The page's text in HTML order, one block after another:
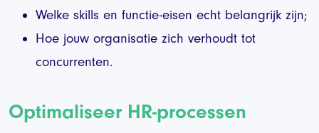
Welke skills en functie-eisen echt belangrijk zijn;
Hoe jouw organisatie zich verhoudt tot
concurrenten.
Optimaliseer HR-processen